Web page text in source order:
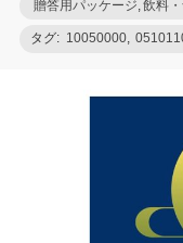
贈答用パッケージ,飲料
タグ: 10050000,